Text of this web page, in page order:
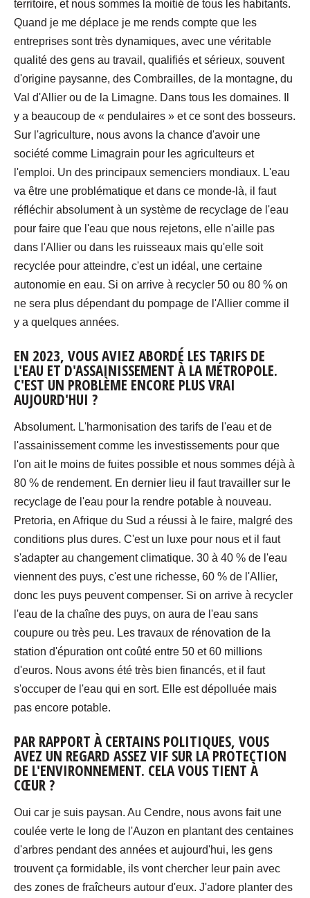
territoire, et nous sommes la moitié de tous les habitants.
Quand je me déplace je me rends compte que les
entreprises sont très dynamiques, avec une véritable
qualité des gens au travail, qualifiés et sérieux, souvent
d'origine paysanne, des Combrailles, de la montagne, du
Val d'Allier ou de la Limagne. Dans tous les domaines. Il
y a beaucoup de « pendulaires » et ce sont des bosseurs.
Sur l'agriculture, nous avons la chance d'avoir une
société comme Limagrain pour les agriculteurs et
l'emploi. Un des principaux semenciers mondiaux. L'eau
va être une problématique et dans ce monde-là, il faut
réfléchir absolument à un système de recyclage de l'eau
pour faire que l'eau que nous rejetons, elle n'aille pas
dans l'Allier ou dans les ruisseaux mais qu'elle soit
recyclée pour atteindre, c'est un idéal, une certaine
autonomie en eau. Si on arrive à recycler 50 ou 80 % on
ne sera plus dépendant du pompage de l'Allier comme il
y a quelques années.
EN 2023, VOUS AVIEZ ABORDÉ LES TARIFS DE
L'EAU ET D'ASSAINISSEMENT À LA MÉTROPOLE.
C'EST UN PROBLÈME ENCORE PLUS VRAI
AUJOURD'HUI ?
Absolument. L'harmonisation des tarifs de l'eau et de
l'assainissement comme les investissements pour que
l'on ait le moins de fuites possible et nous sommes déjà à
80 % de rendement. En dernier lieu il faut travailler sur le
recyclage de l'eau pour la rendre potable à nouveau.
Pretoria, en Afrique du Sud a réussi à le faire, malgré des
conditions plus dures. C'est un luxe pour nous et il faut
s'adapter au changement climatique. 30 à 40 % de l'eau
viennent des puys, c'est une richesse, 60 % de l'Allier,
donc les puys peuvent compenser. Si on arrive à recycler
l'eau de la chaîne des puys, on aura de l'eau sans
coupure ou très peu. Les travaux de rénovation de la
station d'épuration ont coûté entre 50 et 60 millions
d'euros. Nous avons été très bien financés, et il faut
s'occuper de l'eau qui en sort. Elle est dépolluée mais
pas encore potable.
PAR RAPPORT À CERTAINS POLITIQUES, VOUS
AVEZ UN REGARD ASSEZ VIF SUR LA PROTECTION
DE L'ENVIRONNEMENT. CELA VOUS TIENT À
CŒUR ?
Oui car je suis paysan. Au Cendre, nous avons fait une
coulée verte le long de l'Auzon en plantant des centaines
d'arbres pendant des années et aujourd'hui, les gens
trouvent ça formidable, ils vont chercher leur pain avec
des zones de fraîcheurs autour d'eux. J'adore planter des